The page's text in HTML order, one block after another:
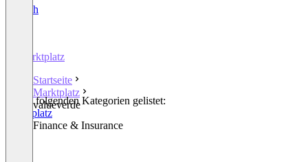
English
Marktplatz
Startseite
Marktplatz
valueverde
In den folgenden Kategorien gelistet:
Marktplatz
Other Finance & Insurance